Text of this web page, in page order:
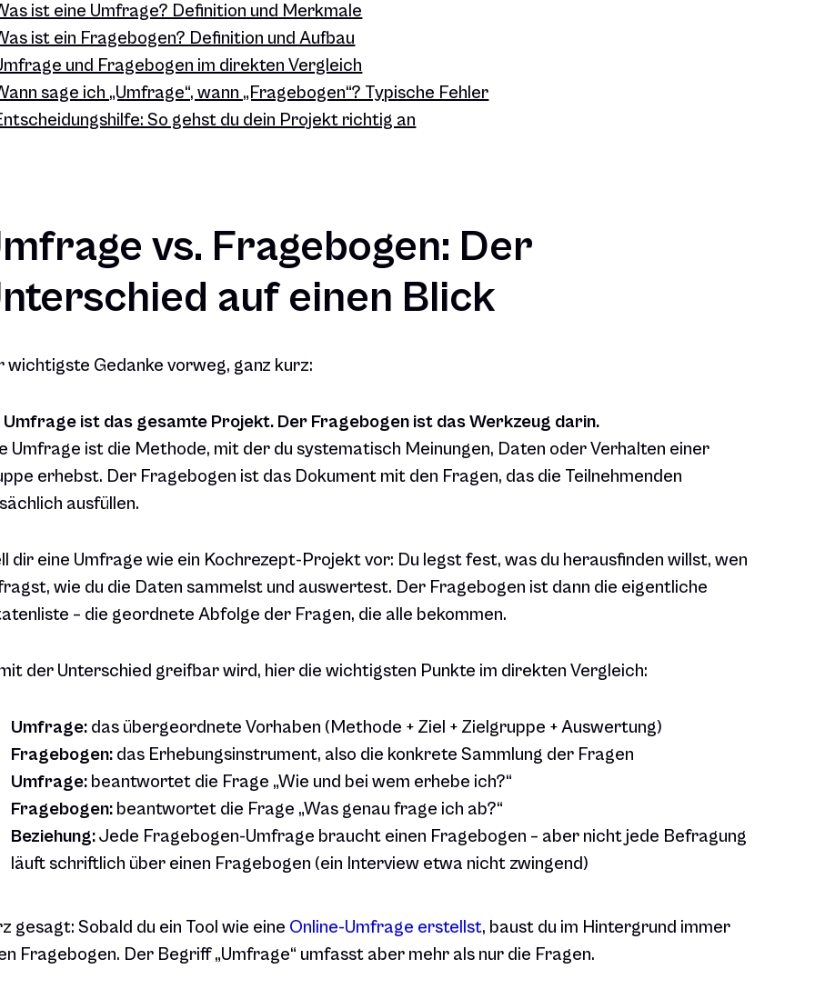
ist eine Umfrage? Definition und Merkmale
ist ein Fragebogen? Definition und Aufbau
und Fragebogen im direkten Vergleich
sage ich „Umfrage“, wann „Fragebogen“? Typische Fehler
So gehst du dein Projekt richtig an
vs. Fragebogen: Der
auf einen Blick
wichtigste Gedanke vorweg, ganz kurz:
Umfrage ist das gesamte Projekt. Der Fragebogen ist das Werkzeug darin.
Umfrage ist die Methode, mit der du systematisch Meinungen, Daten oder Verhalten einer
erhebst. Der Fragebogen ist das Dokument mit den Fragen, das die Teilnehmenden
ausfüllen.
dir eine Umfrage wie ein Kochrezept-Projekt vor: Du legst fest, was du herausfinden willst, wen
wie du die Daten sammelst und auswertest. Der Fragebogen ist dann die eigentliche
– die geordnete Abfolge der Fragen, die alle bekommen.
der Unterschied greifbar wird, hier die wichtigsten Punkte im direkten Vergleich:
Umfrage: das übergeordnete Vorhaben (Methode + Ziel + Zielgruppe + Auswertung)
Fragebogen: das Erhebungsinstrument, also die konkrete Sammlung der Fragen
Umfrage: beantwortet die Frage „Wie und bei wem erhebe ich?“
Fragebogen: beantwortet die Frage „Was genau frage ich ab?“
Beziehung:Jede Fragebogen-Umfrage braucht einen Fragebogen – aber nicht jede Befragung
läuft schriftlich über einen Fragebogen (ein Interview etwa nicht zwingend)
gesagt: Sobald du ein Tool wie eine Online-Umfrage erstellst, baust du im Hintergrund immer
Fragebogen. Der Begriff „Umfrage“ umfasst aber mehr als nur die Fragen.